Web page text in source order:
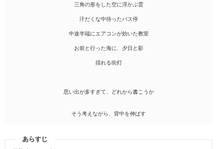
三角の形をした空に浮かぶ雲
汗だくな中待ったバス停
中途半端にエアコンが効いた教室
お前と行った海に、夕日と影
揺れる街灯
思い出が多すぎて、どれから書こうか
そう考えながら、背中を伸ばす
あらすじ